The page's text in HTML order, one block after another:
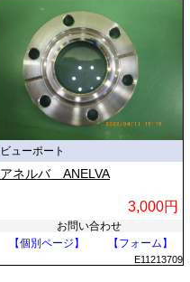
ビューポート
アネルバ ANELVA
3,000円
お問い合わせ
【個別ページ】
【フォーム】
E11213709